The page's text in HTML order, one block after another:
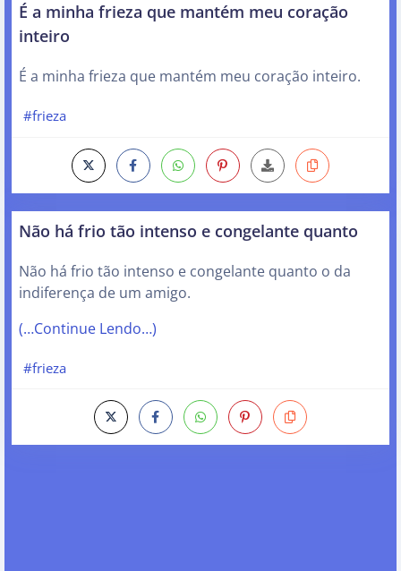
É a minha frieza que mantém meu coração
inteiro
É a minha frieza que mantém meu coração inteiro.
#frieza
Não há frio tão intenso e congelante quanto
Não há frio tão intenso e congelante quanto o da
indiferença de um amigo.
(…Continue Lendo…)
#frieza